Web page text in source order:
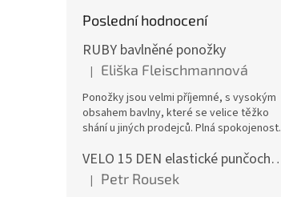
Poslední hodnocení
RUBY bavlněné ponožky
Hodnocení produktu je 5 z 5 hvězdiček.
| Eliška Fleischmannová
Ponožky jsou velmi příjemné, s vysokým
obsahem bavlny, které se velice těžko
shání u jiných prodejců. Plná spokojenost.
VELO 15 DEN
Hodnocení produktu je 5 z 5 hvězdiček.
| Petr Rousek